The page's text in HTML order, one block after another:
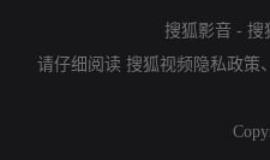
搜狐影音 - 搜
请仔细阅读 搜狐视频隐私政策、